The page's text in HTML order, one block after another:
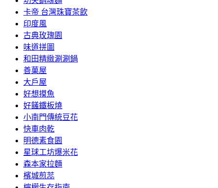
卡帝 台灣珠寶茶飲
印度風
古典玫瑰園
味道拼圖
和田精緻涮涮鍋
善菓屋
大戶屋
好想摸魚
好饈鐵板燒
小南門傳統豆花
快車肉乾
明德素食園
星球工坊爆米花
森本家拉麵
檳城煎蕊